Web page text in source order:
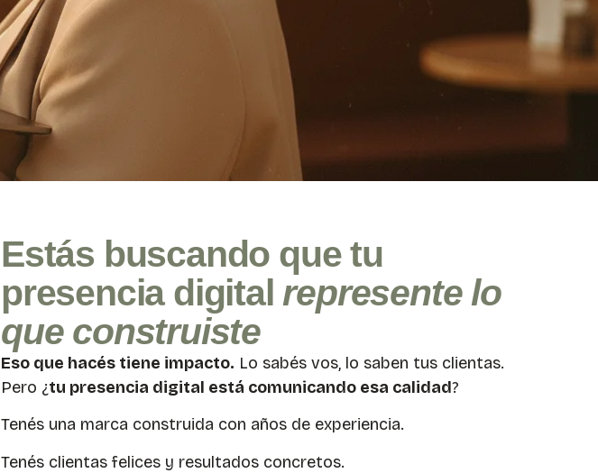
Estás buscando que tu
presencia digital represente lo
que construiste
Eso que hacés tiene impacto. Lo sabés vos, lo saben tus clientas.
Pero ¿tu presencia digital está comunicando esa calidad?
Tenés una marca construida con años de experiencia.
Tenés clientas felices y resultados concretos.